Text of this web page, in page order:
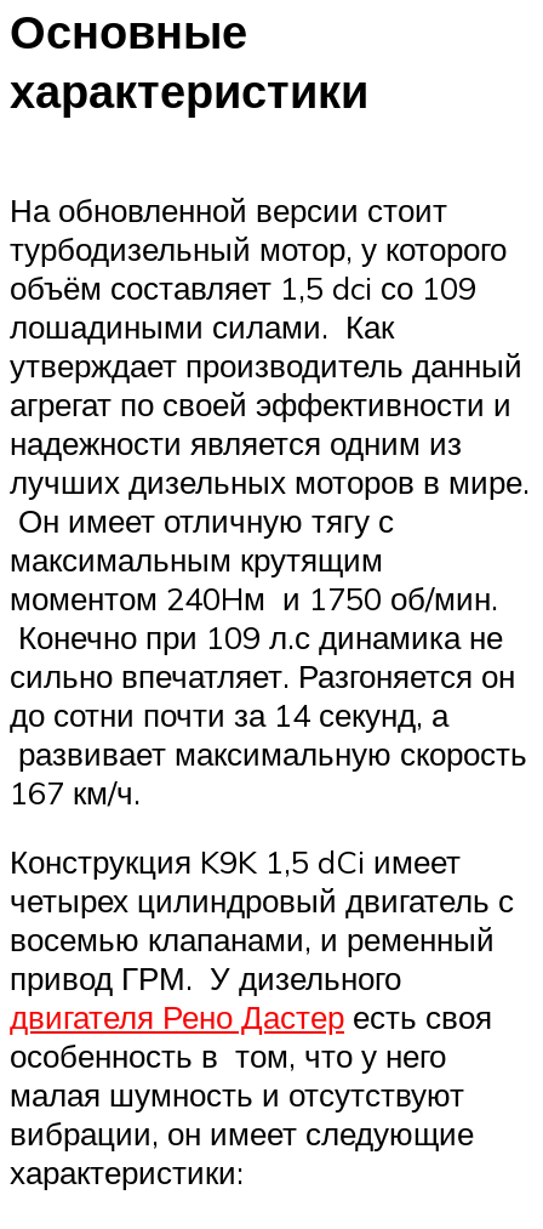
Основные
характеристики
На обновленной версии стоит
турбодизельный мотор, у которого
объём составляет 1,5 dci со 109
лошадиными силами. Как
утверждает производитель данный
агрегат по своей эффективности и
надежности является одним из
лучших дизельных моторов в мире.
Он имеет отличную тягу с
максимальным крутящим
моментом 240Hм и 1750 об/мин.
Конечно при 109 л.с динамика не
сильно впечатляет. Разгоняется он
до сотни почти за 14 секунд, а
развивает максимальную скорость
167 км/ч.
Конструкция K9K 1,5 dCi имеет
четырех цилиндровый двигатель с
восемью клапанами, и ременный
привод ГРМ. У дизельного
двигателя Рено Дастер есть своя
особенность в том, что у него
малая шумность и отсутствуют
вибрации, он имеет следующие
характеристики: